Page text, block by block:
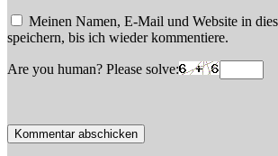
Meinen Namen, E-Mail und Website in
speichern, bis ich wieder kommentiere.
Are you human? Please solve: